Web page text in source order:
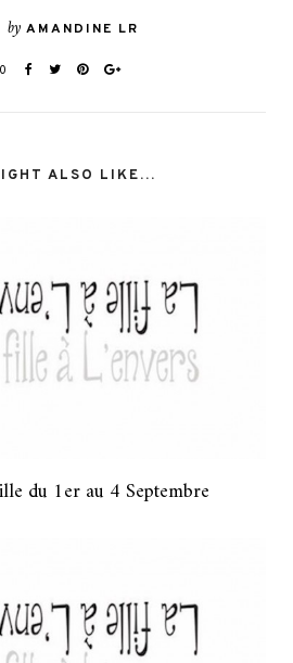
by AMANDINE LR
0
ALSO LIKE...
du 1er au 4 Septembre